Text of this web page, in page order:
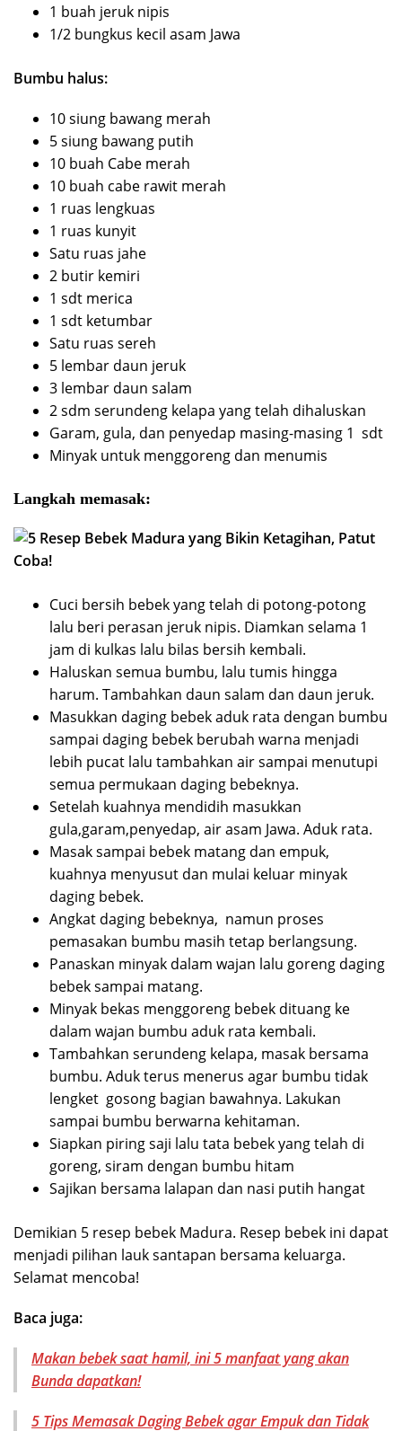
1 buah jeruk nipis
1/2 bungkus kecil asam Jawa
Bumbu halus:
10 siung bawang merah
5 siung bawang putih
10 buah Cabe merah
10 buah cabe rawit merah
1 ruas lengkuas
1 ruas kunyit
Satu ruas jahe
2 butir kemiri
1 sdt merica
1 sdt ketumbar
Satu ruas sereh
5 lembar daun jeruk
3 lembar daun salam
2 sdm serundeng kelapa yang telah dihaluskan
Garam, gula, dan penyedap masing-masing 1 sdt
Minyak untuk menggoreng dan menumis
Langkah memasak:
Cuci bersih bebek yang telah di potong-potong
lalu beri perasan jeruk nipis. Diamkan selama 1
jam di kulkas lalu bilas bersih kembali.
Haluskan semua bumbu, lalu tumis hingga
harum. Tambahkan daun salam dan daun jeruk.
Masukkan daging bebek aduk rata dengan bumbu
sampai daging bebek berubah warna menjadi
lebih pucat lalu tambahkan air sampai menutupi
semua permukaan daging bebeknya.
Setelah kuahnya mendidih masukkan
gula,garam,penyedap, air asam Jawa. Aduk rata.
Masak sampai bebek matang dan empuk,
kuahnya menyusut dan mulai keluar minyak
daging bebek.
Angkat daging bebeknya, namun proses
pemasakan bumbu masih tetap berlangsung.
Panaskan minyak dalam wajan lalu goreng daging
bebek sampai matang.
Minyak bekas menggoreng bebek dituang ke
dalam wajan bumbu aduk rata kembali.
Tambahkan serundeng kelapa, masak bersama
bumbu. Aduk terus menerus agar bumbu tidak
lengket gosong bagian bawahnya. Lakukan
sampai bumbu berwarna kehitaman.
Siapkan piring saji lalu tata bebek yang telah di
goreng, siram dengan bumbu hitam
Sajikan bersama lalapan dan nasi putih hangat
Demikian 5 resep bebek Madura. Resep bebek ini dapat
menjadi pilihan lauk santapan bersama keluarga.
Selamat mencoba!
Baca juga:
Makan bebek saat hamil, ini 5 manfaat yang akan
Bunda dapatkan!
5 Tips Memasak Daging Bebek agar Empuk dan Tidak